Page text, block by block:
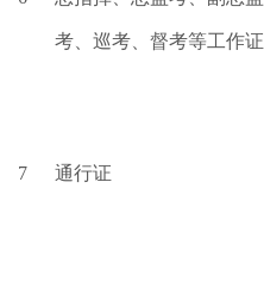
考、巡考、督考等工作证
7 通行证